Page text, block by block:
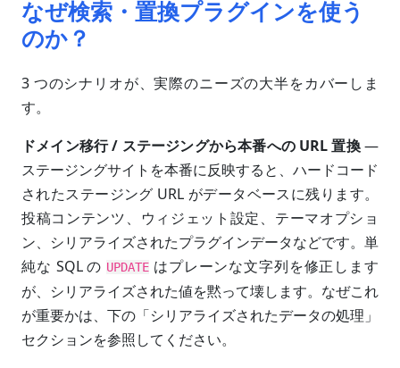
なぜ検索・置換プラグインを使う
のか？
3 つのシナリオが、実際のニーズの大半をカバーしま
す。
ドメイン移行 / ステージングから本番への URL 置換—
ステージングサイトを本番に反映すると、ハードコード
されたステージング URL がデータベースに残ります。
投稿コンテンツ、ウィジェット設定、テーマオプショ
ン、シリアライズされたプラグインデータなどです。単
純な SQL の UPDATE はプレーンな文字列を修正します
が、シリアライズされた値を黙って壊します。なぜこれ
が重要かは、下の「シリアライズされたデータの処理」
セクションを参照してください。